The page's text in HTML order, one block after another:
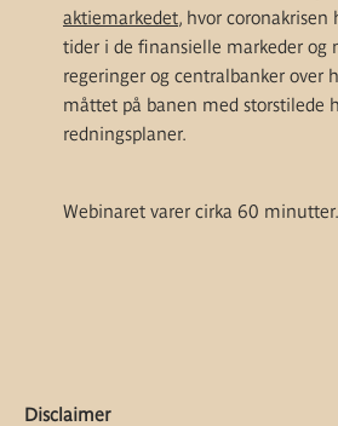
aktiemarkedet, hvor coronakrisen
tider i de finansielle markeder og
regeringer og centralbanker over
måttet på banen med storstilede
redningsplaner.
Webinaret varer cirka 60 minutter.
Disclaimer